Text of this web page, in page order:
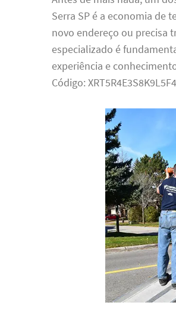
Serra SP é a economia de
novo endereço ou precisa
especializado é
experiência e
Código: